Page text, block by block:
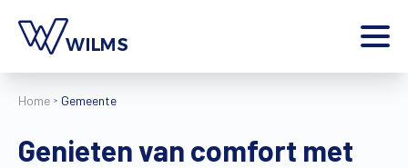
Home
Home Gemeente
Genieten van comfort met